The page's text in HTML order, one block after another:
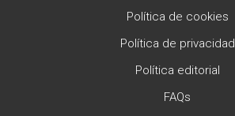
Política de cookies
Política de privacidad
Política editorial
FAQs